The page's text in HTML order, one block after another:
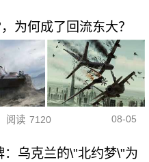
为何成了回流东大？
阅读 7120 08-05
：乌克兰的\"北约梦\"为